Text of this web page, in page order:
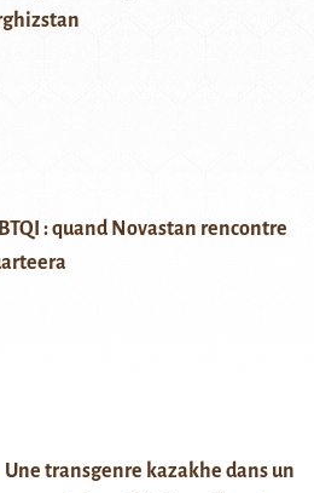
: quand Novastan rencontre
Une transgenre kazakhe dans un